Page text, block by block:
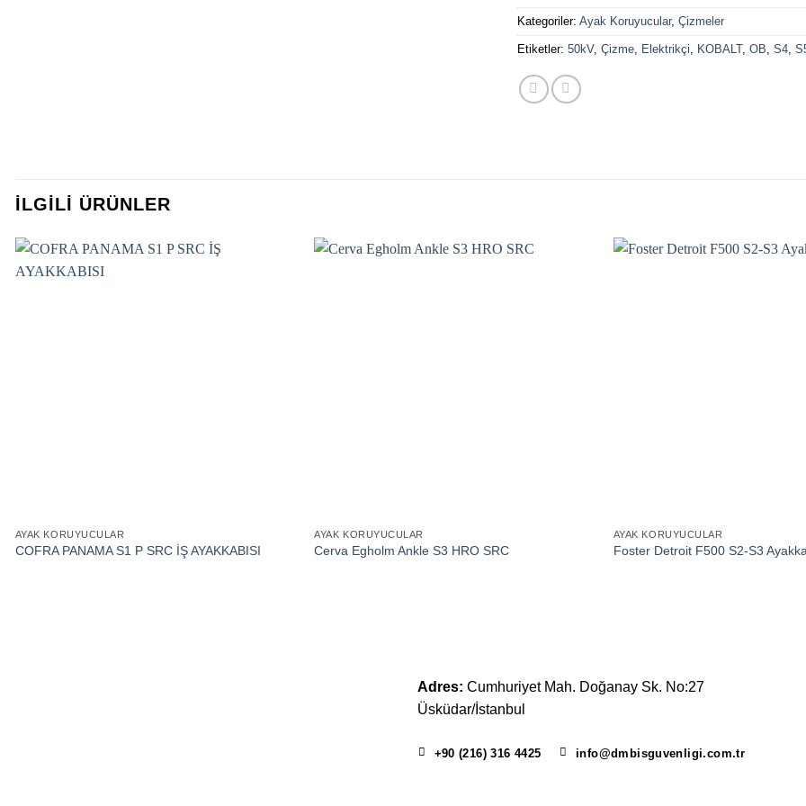
Kategoriler:Ayak Koruyucular,Çizmeler
Etiketler:50kV,Çizme Elektrikçi KOBALT,OB ,S4 ,
İLGILI ÜRÜNLER
AYAK KORUYUCULAR
COFRA PANAMA S1 P SRC İŞ AYAKKABISI
AYAK KORUYUCULAR
Cerva Egholm Ankle S3 HRO SRC
AYAK KORUYUCULAR
Foster Detroit F500 S2-S3
Adres: Cumhuriyet Mah. Doğanay Sk. No:27
Üsküdar/İstanbul
+90 (216) 316 4425 info@dmbisguvenligi.com.tr